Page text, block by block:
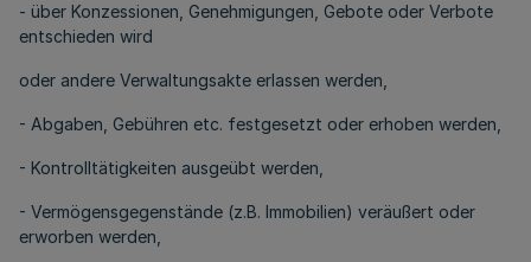
- über Konzessionen, Genehmigungen, Gebote oder Verbote
entschieden wird
oder andere Verwaltungsakte erlassen werden,
- Abgaben, Gebühren etc. festgesetzt oder erhoben werden,
- Kontrolltätigkeiten ausgeübt werden,
- Vermögensgegenstände (z.B. Immobilien) veräußert oder
erworben werden,